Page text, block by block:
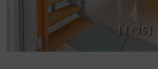
[ 1 / 1 5 ]